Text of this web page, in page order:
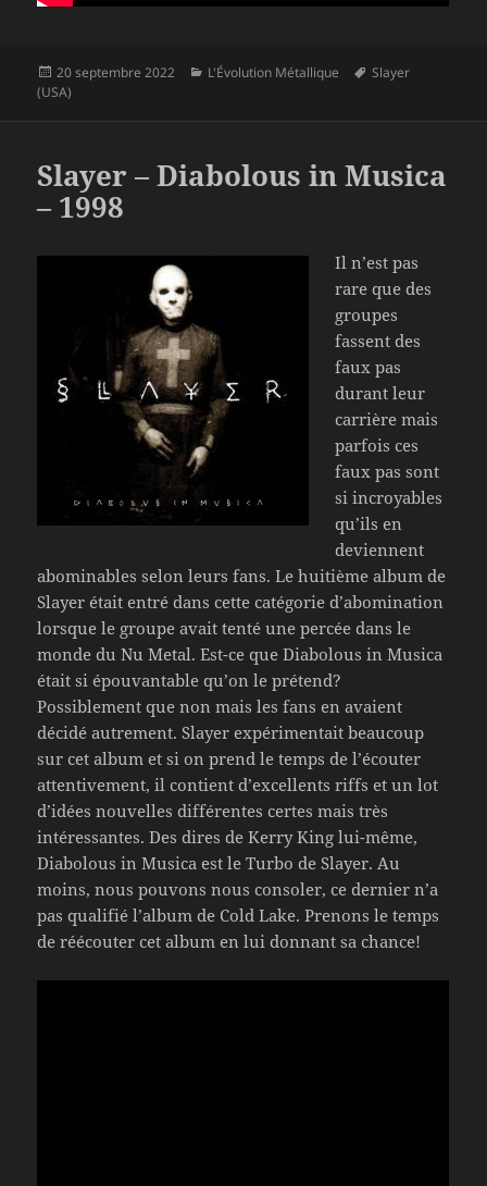
Publié
le
20 septembre 2022 Catégories
L'Évolution Métallique
Mots-
Slayer
(USA)
Slayer – Diabolous in Musica
– 1998
Il n’est pas
rare que des
groupes
fassent des
faux pas
durant leur
carrière mais
parfois ces
faux pas sont
si incroyables
qu’ils en
deviennent
abominables selon leurs fans. Le huitième album de
Slayer était entré dans cette catégorie d’abomination
lorsque le groupe avait tenté une percée dans le
monde du Nu Metal. Est-ce que Diabolous in Musica
était si épouvantable qu’on le prétend?
Possiblement que non mais les fans en avaient
décidé autrement. Slayer expérimentait beaucoup
sur cet album et si on prend le temps de l’écouter
attentivement, il contient d’excellents riffs et un lot
d’idées nouvelles différentes certes mais très
intéressantes. Des dires de Kerry King lui-même,
Diabolous in Musica est le Turbo de Slayer. Au
moins, nous pouvons nous consoler, ce dernier n’a
pas qualifié l’album de Cold Lake. Prenons le temps
de réécouter cet album en lui donnant sa chance!